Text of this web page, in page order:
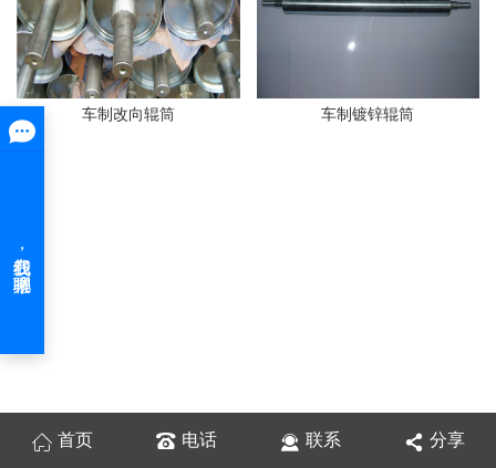
车制改向辊筒 车制镀锌辊筒
首页 电话 联系 分享